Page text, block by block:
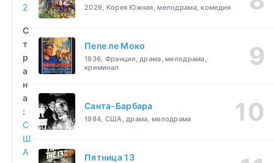
2
С
т
р
а
н
а
:
С
Ш
А
2026, Корея Южная, мелодрама, комедия
Пепе ле Моко
1936, Франция, драма, мелодрама,
криминал
Санта-Барбара
1984, США, драма, мелодрама
Пятница 13